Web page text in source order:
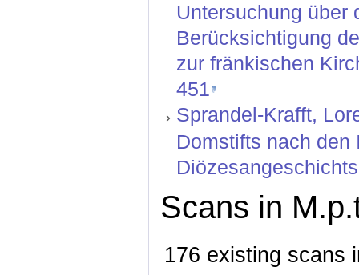
Untersuchung über
Berücksichtigung
zur fränkischen
451
Sprandel-Krafft,
Domstifts nach den
Scans in
176 existing scans